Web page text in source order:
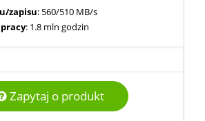
zapisu: 560/510 MB/s
: 1.8 mln godzin
Zapytaj o produkt